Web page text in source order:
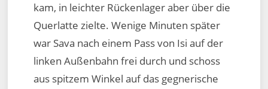
kam, in leichter Rückenlager aber über die
Querlatte zielte. Wenige Minuten später
war Sava nach einem Pass von Isi auf der
linken Außenbahn frei durch und schoss
aus spitzem Winkel auf das gegnerische